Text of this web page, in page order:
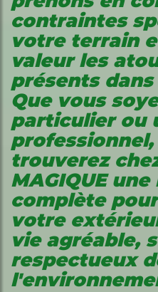
contraintes
votre terrain
valeur les
présents
Que vous
particulier ou
trouverez
MAGIQUE
complète
votre
vie agréable,
respectueux